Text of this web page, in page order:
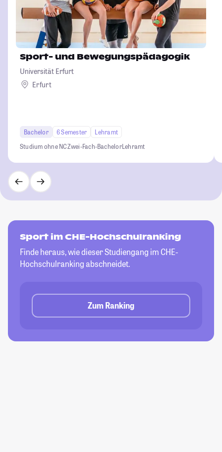
Sport- und Bewegungspädagogik
Universität Erfurt
Erfurt
Bachelor 6 Semester
Lehramt
Studium ohne NCZwei-Fach-BachelorLehramt
Sport im CHE-Hochschulranking
Finde heraus, wie dieser Studiengang im CHE-
Hochschulranking abschneidet.
Zum Ranking